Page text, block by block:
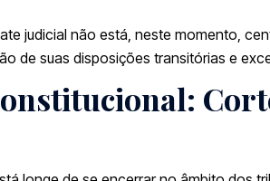
judicial não está, neste momento,
de suas disposições transitórias e